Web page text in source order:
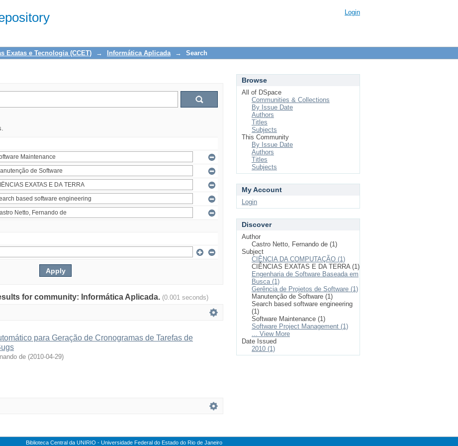
Login
Exatas e Tecnologia (CCET) → Informática Aplicada → Search
for community: Informática Aplicada. (0.001 seconds)
para Geração de Cronogramas de Tarefas de
de (2010-04-29)
Browse
All of DSpace
Communities & Collections
By Issue Date
Authors
Titles
Subjects
This Community
By Issue Date
Authors
Titles
Subjects
My Account
Login
Discover
Author
Castro Netto, Fernando de (1)
Subject
CIÊNCIA DA COMPUTAÇÃO (1)
CIÊNCIAS EXATAS E DA TERRA (1)
Engenharia de Software Baseada em
Busca (1)
Gerência de Projetos de Software (1)
Manutenção de Software (1)
Search based software engineering
(1)
Software Maintenance (1)
Software Project Management (1)
... View More
Date Issued
2010 (1)
Biblioteca Central da UNIRIO - Universidade Federal do Estado do Rio de Janeiro